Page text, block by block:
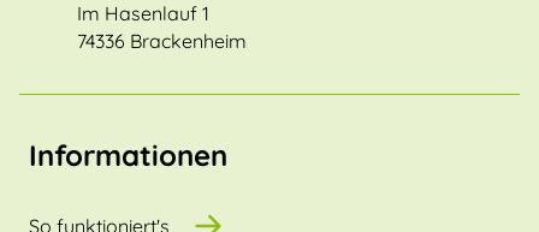
Im Hasenlauf 1
74336 Brackenheim
Informationen
So funktioniert's